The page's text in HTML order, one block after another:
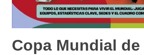
Copa Mundial